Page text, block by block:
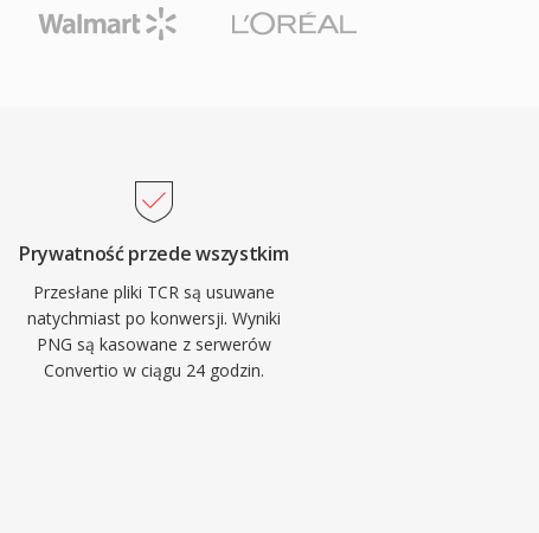
Prywatność przede wszystkim
Przesłane pliki TCR są usuwane
natychmiast po konwersji. Wyniki
PNG są kasowane z serwerów
Convertio w ciągu 24 godzin.